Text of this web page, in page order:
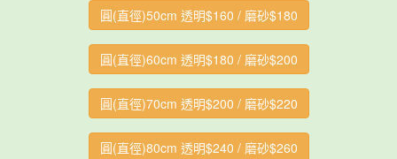
圓(直徑)50cm 透明$160 / 磨砂$180
圓(直徑)60cm 透明$180 / 磨砂$200
圓(直徑)70cm 透明$200 / 磨砂$220
圓(直徑)80cm 透明$240 / 磨砂$260